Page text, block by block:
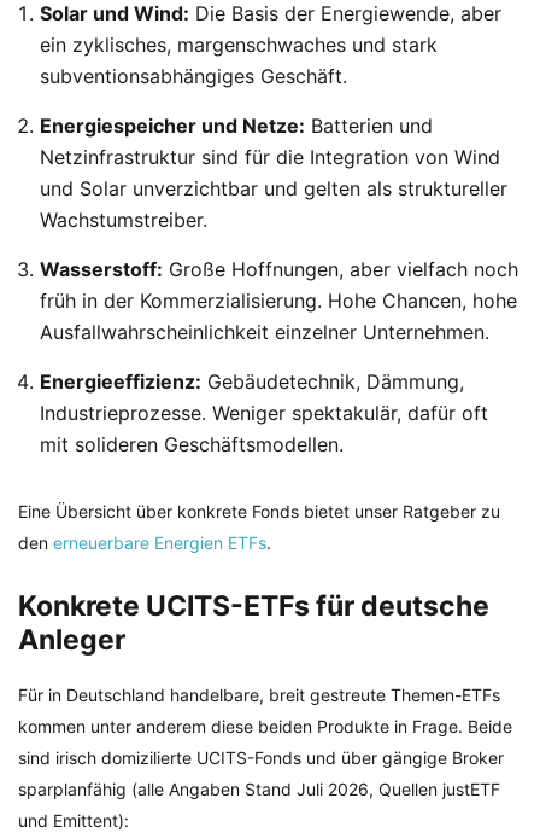
Solar und Wind: Die Basis der Energiewende, aber
ein zyklisches, margenschwaches und stark
subventionsabhängiges Geschäft.
Energiespeicher und Netze: Batterien und
Netzinfrastruktur sind für die Integration von Wind
und Solar unverzichtbar und gelten als struktureller
Wachstumstreiber.
Wasserstoff: Große Hoffnungen, aber vielfach noch
früh in der Kommerzialisierung. Hohe Chancen, hohe
Ausfallwahrscheinlichkeit einzelner Unternehmen.
Energieeffizienz: Gebäudetechnik, Dämmung,
Industrieprozesse. Weniger spektakulär, dafür oft
mit solideren Geschäftsmodellen.
Eine Übersicht über konkrete Fonds bietet unser Ratgeber zu
den erneuerbare Energien ETFs.
Konkrete UCITS-ETFs für deutsche
Anleger
Für in Deutschland handelbare, breit gestreute Themen-ETFs
kommen unter anderem diese beiden Produkte in Frage. Beide
sind irisch domizilierte UCITS-Fonds und über gängige Broker
sparplanfähig (alle Angaben Stand Juli 2026, Quellen justETF
und Emittent):